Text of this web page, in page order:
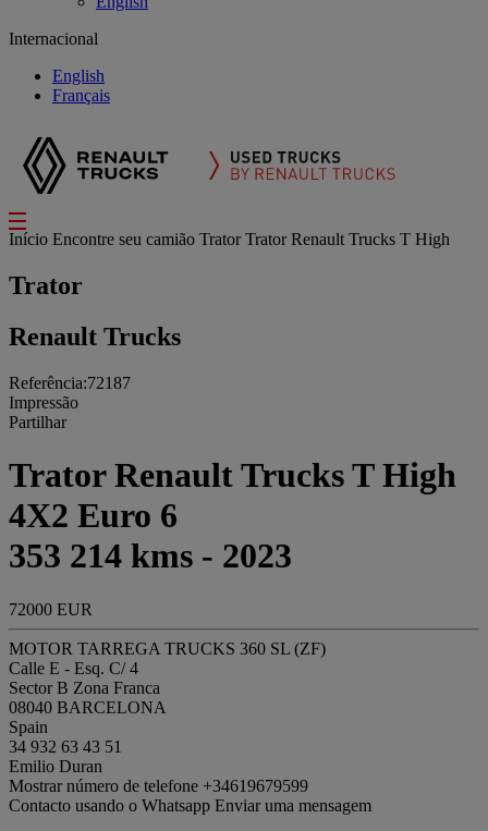
Internacional
English
Français
Início Encontre seu camião TratorTrator Renault Trucks T High
Trator
Renault Trucks
Referência:72187
Impressão
Partilhar
Trator Renault Trucks T High
4X2 Euro 6
353 214 kms - 2023
72000 EUR
MOTOR TARREGA TRUCKS 360 SL (ZF)
Calle E - Esq. C/ 4
Sector B Zona Franca
08040 BARCELONA
Spain
34 932 63 43 51
Emilio Duran
Mostrar número de telefone +34619679599
Contacto usando o Whatsapp Enviar uma mensagem